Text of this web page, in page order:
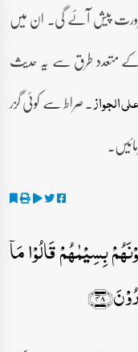
پیش آئے گی۔ ان میں
متعدد طرق سے یہ حدیث
الجواز۔ صراط سے کوئی گزر
بِسِیۡمٰہُمۡ قَالُوۡا مَاۤ